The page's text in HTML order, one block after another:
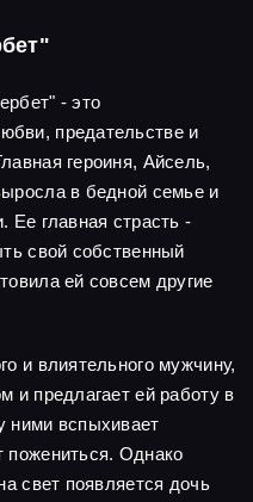
- это
предательстве и
героиня, Айсель,
в бедной семье и
Ее главная страсть -
свой собственный
ей совсем другие
и влиятельного мужчину,
и предлагает ей работу в
ними вспыхивает
пожениться. Однако
свет появляется дочь